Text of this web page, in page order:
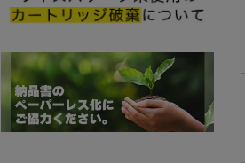
--------------------------